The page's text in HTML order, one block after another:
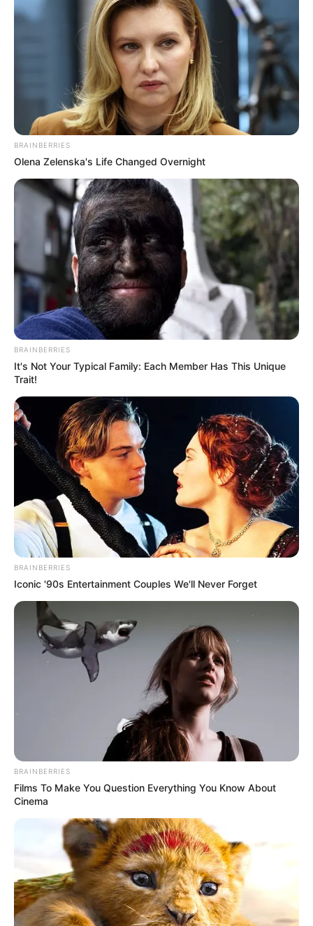
BRAINBERRIES
Olena Zelenska's Life Changed Overnight
BRAINBERRIES
It's Not Your Typical Family: Each Member Has This Unique
Trait!
BRAINBERRIES
Iconic '90s Entertainment Couples We'll Never Forget
BRAINBERRIES
Films To Make You Question Everything You Know About
Cinema